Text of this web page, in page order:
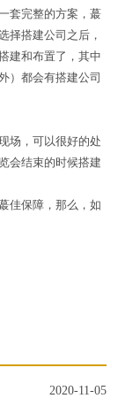
套完整的方案，蕞
择搭建公司之后，
建和布置了，其中
）都会有搭建公司
场，可以很好的处
会结束的时候搭建
佳保障，那么，如
2020-11-05